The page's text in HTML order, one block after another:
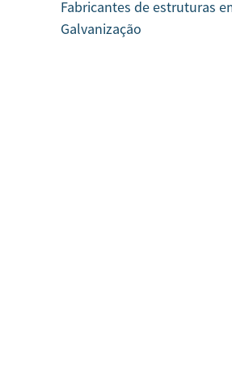
Fabricantes de estruturas
Galvanização